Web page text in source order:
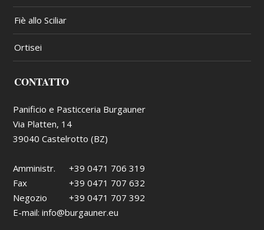
Fiè allo Sciliar
Ortisei
CONTATTO
Panificio e Pasticceria Burgauner
Via Platten, 14
39040 Castelrotto (BZ)
Amministr.
+39 0471 706 319
Fax
+39 0471 707 632
Negozio
+39 0471 707 392
E-mail:info@burgauner.eu